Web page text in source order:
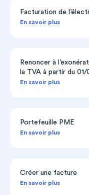
Facturation de
En savoir plus
Renoncer à
la TVA à partir du 01/
En savoir plus
Portefeuille PME
En savoir plus
Créer une facture
En savoir plus